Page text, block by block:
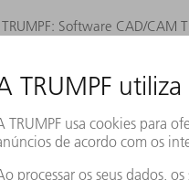
Software CAD/CAM
TRUMPF: Nº TSA-
Software CAD/CAM